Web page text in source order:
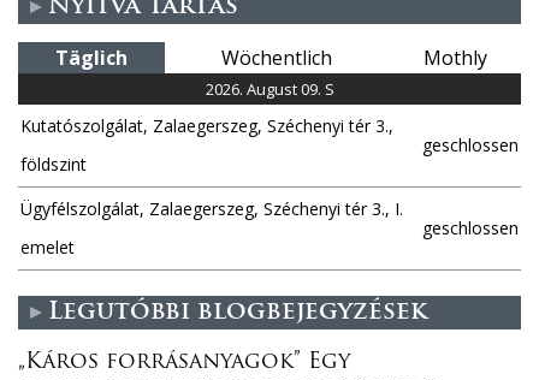
e
n
Nyitva tartás
Täglich Wöchentlich Mothly
2026. August 09. S
Kutatószolgálat, Zalaegerszeg, Széchenyi tér 3.,
földszint
geschlossen
Ügyfélszolgálat, Zalaegerszeg, Széchenyi tér 3., I.
emelet
geschlossen
Legutóbbi blogbejegyzések
„Káros forrásanyagok” Egy